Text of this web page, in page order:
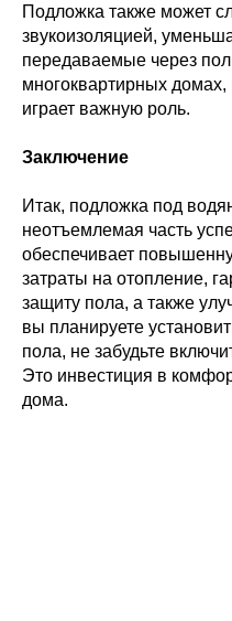
Подложка также может
звукоизоляцией,
передаваемые через
многоквартирных
играет важную роль.
Заключение
Итак, подложка под
неотъемлемая часть
обеспечивает
затраты на отопление,
защиту пола, а также
вы планируете
пола, не забудьте
Это инвестиция в
дома.